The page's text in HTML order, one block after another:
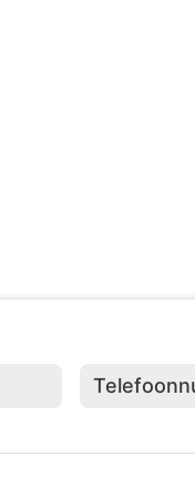
Telefoonnummer